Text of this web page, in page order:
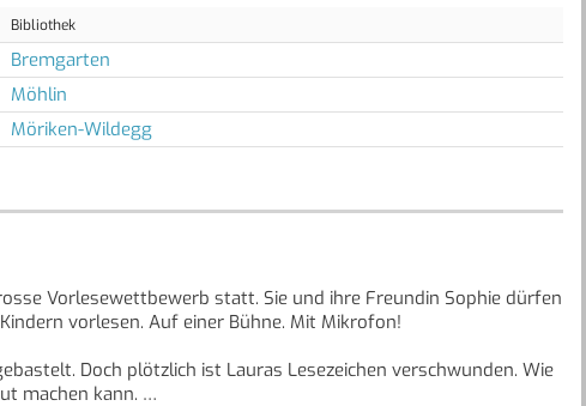
Bibliothek
Bremgarten
Möhlin
Möriken-Wildegg
Vorlesewettbewerb statt. Sie und ihre Freundin Sophie dürfen
vorlesen. Auf einer Bühne. Mit Mikrofon!
Doch plötzlich ist Lauras Lesezeichen verschwunden. Wie
machen kann.